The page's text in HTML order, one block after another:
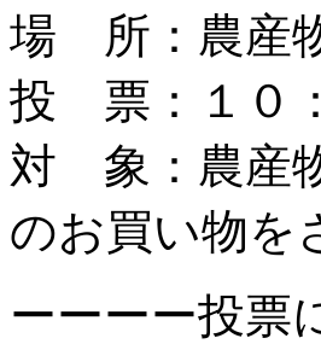
場 所：農産
投 票：１０
対 象：農産
のお買い物を
ーーーー投票